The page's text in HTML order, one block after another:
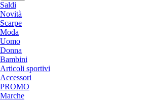
Saldi
Novità
Scarpe
Moda
Uomo
Donna
Bambini
Articoli sportivi
Accessori
PROMO
Marche